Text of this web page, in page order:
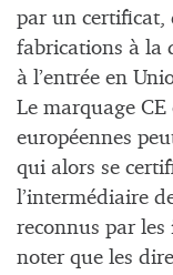
par un certificat,
fabrications à la
à l’entrée en
Le marquage
européennes
qui alors se
l’intermédiaire
reconnus par les
noter que les